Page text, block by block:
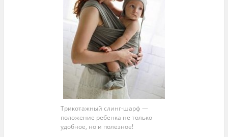
Трикотажный слинг-шарф —
положение ребенка не только
удобное, но и полезное!